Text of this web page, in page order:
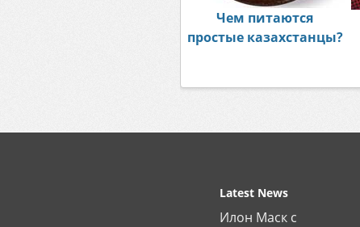
Чем питаются
простые казахстанцы?
Latest News
Илон Маск с